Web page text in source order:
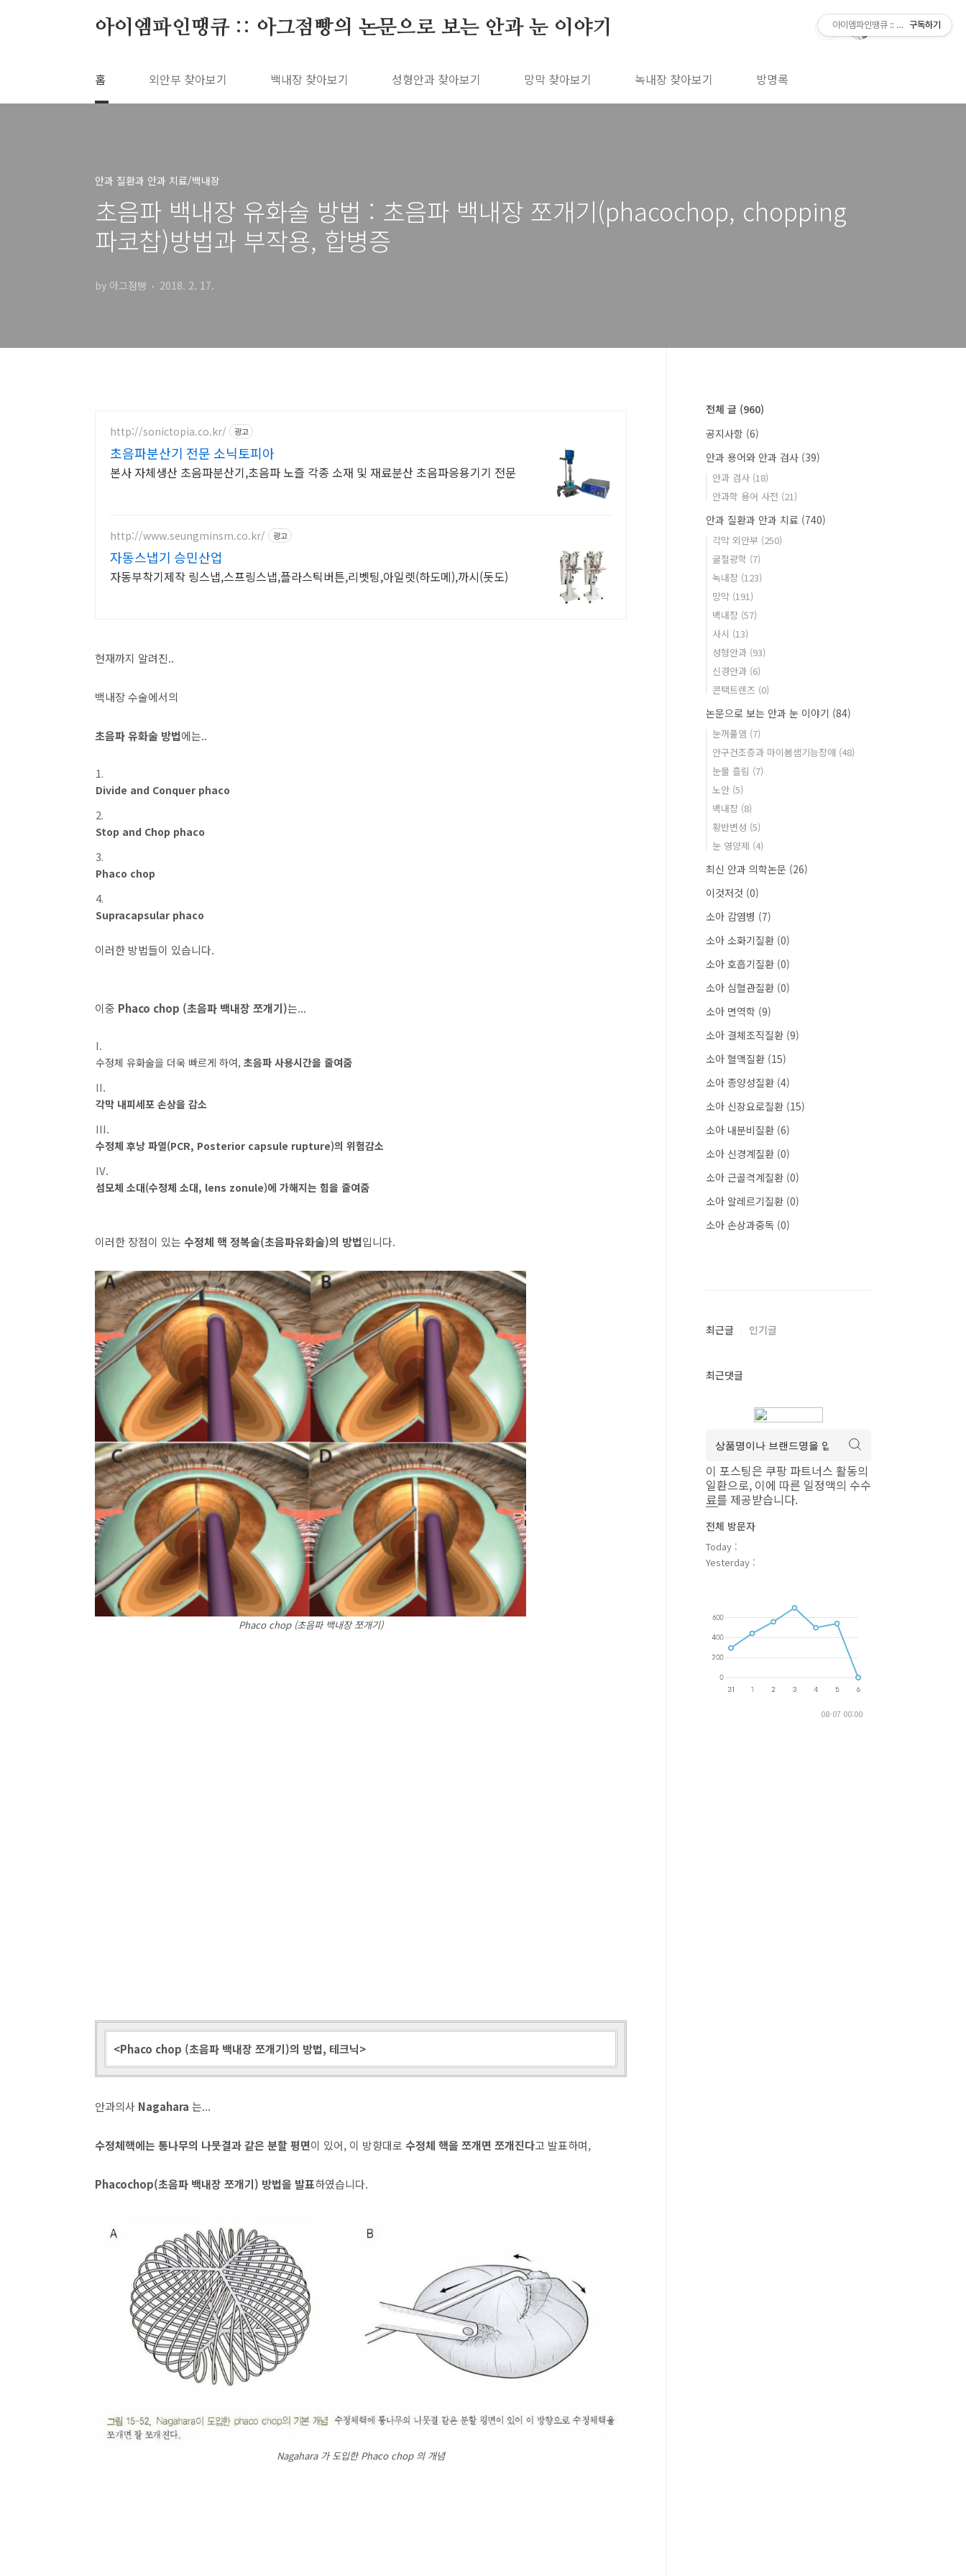
아이엠파인땡큐 :: 아그점빵의 논문으로 보는 안과 눈 이야기
홈 외안부 찾아보기 백내장 찾아보기 성형안과 찾아보기 망막 찾아보기 녹내장 찾아보기 방명록
안과 질환과 안과 치료/백내장
초음파 백내장 유화술 방법 : 초음파 백내장 쪼개기(phacochop, chopping
파코찹)방법과 부작용, 합병증
by 아그점빵 2018. 2. 17.
http://sonictopia.co.kr/ 광고
초음파분산기 전문 소닉토피아
본사 자체생산 초음파분산기,초음파 노즐 각종 소재 및 재료분산 초음파응용기기 전문
http://www.seungminsm.co.kr/ 광고
자동스냅기 승민산업
자동부착기제작 링스냅,스프링스냅,플라스틱버튼,리벳팅,아일렛(하도메),까시(돗도)
현재까지 알려진..
백내장 수술에서의
초음파 유화술 방법에는..
Divide and Conquer phaco
Stop and Chop phaco
Phaco chop
Supracapsular phaco
이러한 방법들이 있습니다.
이중 Phaco chop (초음파 백내장 쪼개기)는...
수정체 유화술을 더욱 빠르게 하여, 초음파 사용시간을 줄여줌
각막 내피세포 손상을 감소
수정체 후낭 파열(PCR, Posterior capsule rupture)의 위험감소
섬모체 소대(수정체 소대, lens zonule)에 가해지는 힘을 줄여줌
이러한 장점이 있는 수정체 핵 정복술(초음파유화술)의 방법입니다.
Phaco chop (초음파 백내장 쪼개기)
<Phaco chop (초음파 백내장 쪼개기)의 방법, 테크닉>
안과의사 Nagahara 는...
수정체핵에는 통나무의 나뭇결과 같은 분할 평면이 있어, 이 방향대로 수정체 핵을 쪼개면 쪼개진다고 발표하며,
Phacochop(초음파 백내장 쪼개기) 방법을 발표하였습니다.
Nagahara 가 도입한 Phaco chop 의 개념
전체 글 (960)
공지사항 (6)
안과 용어와 안과 검사 (39)
안과 검사 (18)
안과학 용어 사전 (21)
안과 질환과 안과 치료 (740)
각막 외안부 (250)
굴절광학 (7)
녹내장 (123)
망막 (191)
백내장 (57)
사시 (13)
성형안과 (93)
신경안과 (6)
콘택트렌즈 (0)
논문으로 보는 안과 눈 이야기 (84)
눈꺼풀염 (7)
안구건조증과 마이봄샘기능장애 (48)
눈물 흘림 (7)
노안 (5)
백내장 (8)
황반변성 (5)
눈 영양제 (4)
최신 안과 의학논문 (26)
이것저것 (0)
소아 감염병 (7)
소아 소화기질환 (0)
소아 호흡기질환 (0)
소아 심혈관질환 (0)
소아 면역학 (9)
소아 결체조직질환 (9)
소아 혈액질환 (15)
소아 종양성질환 (4)
소아 신장요로질환 (15)
소아 내분비질환 (6)
소아 신경계질환 (0)
소아 근골격계질환 (0)
소아 알레르기질환 (0)
소아 손상과중독 (0)
최근글 인기글
최근댓글
이 포스팅은 쿠팡 파트너스 활동의
일환으로, 이에 따른 일정액의 수수
료를 제공받습니다.
전체 방문자
Today :
Yesterday :
08-07 00:00
아이엠파인땡큐 :: 아그점빵의 논문으
구독하기